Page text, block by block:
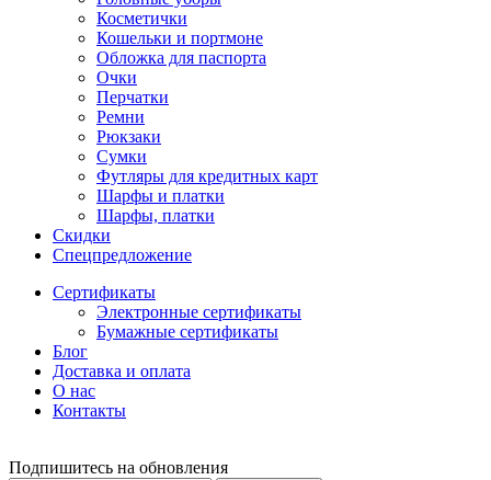
Косметички
Кошельки и портмоне
Обложка для паспорта
Очки
Перчатки
Ремни
Рюкзаки
Сумки
Футляры для кредитных карт
Шарфы и платки
Шарфы, платки
Скидки
Спецпредложение
Сертификаты
Электронные сертификаты
Бумажные сертификаты
Блог
Доставка и оплата
О нас
Контакты
Подпишитесь на обновления